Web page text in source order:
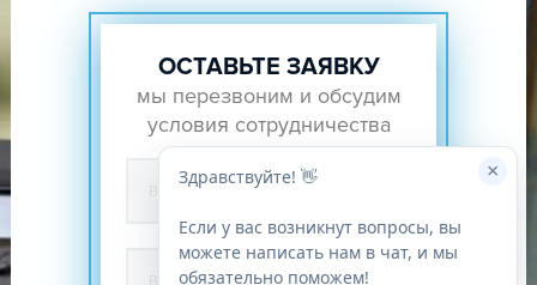
Здравствуйте! 👋
Если у вас возникнут вопросы, вы
можете написать нам в чат, и мы
обязательно поможем!
×
ОСТАВЬТЕ ЗАЯВКУ
мы перезвоним и обсудим
условия сотрудничества